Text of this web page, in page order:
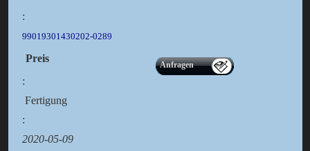
:
99019301430202-0289
Preis
:
Anfragen
Fertigung
:
2020-05-09